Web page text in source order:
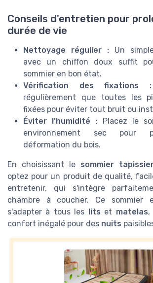
Conseils d'entretien pour
durée de vie
Nettoyage régulier : Un
avec un chiffon doux suffit
sommier en bon état.
Vérification des fixations :
régulièrement que toutes les
fixées pour éviter tout bruit ou
Éviter l'humidité :Placez le
environnement sec pour
déformation du bois.
En choisissant le sommier
optez pour un produit de qualité,
entretenir, qui s'intègre
chambre à coucher. Ce sommier
s'adapter à tous les
lits et matelas,
confort inégalé pour des nuits